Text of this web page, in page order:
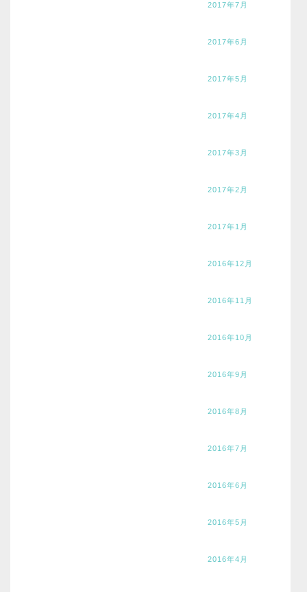
2017年7月
2017年6月
2017年5月
2017年4月
2017年3月
2017年2月
2017年1月
2016年12月
2016年11月
2016年10月
2016年9月
2016年8月
2016年7月
2016年6月
2016年5月
2016年4月